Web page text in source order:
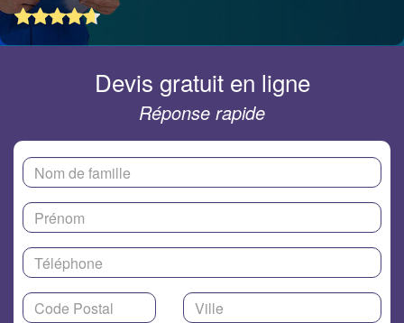
Devis gratuit en ligne
Réponse rapide